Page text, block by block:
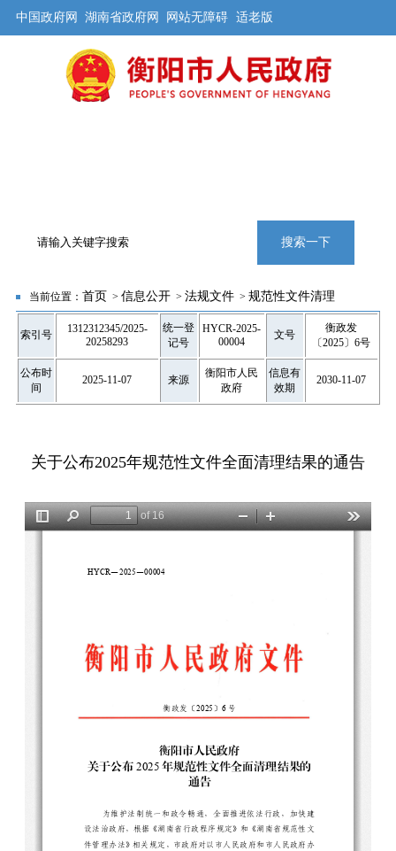
中国政府网 湖南省政府网 网站无障碍 适老版
搜索一下
当前位置： 首页 > 信息公开> 法规文件> 规范性文件清理
索引号
1312312345/2025-
20258293
统一登
记号
HYCR-2025-
00004
文号
衡政发
〔2025〕6号
公布时
间
2025-11-07 来源
衡阳市人民
政府
信息有
效期
2030-11-07
关于公布2025年规范性文件全面清理结果的通告